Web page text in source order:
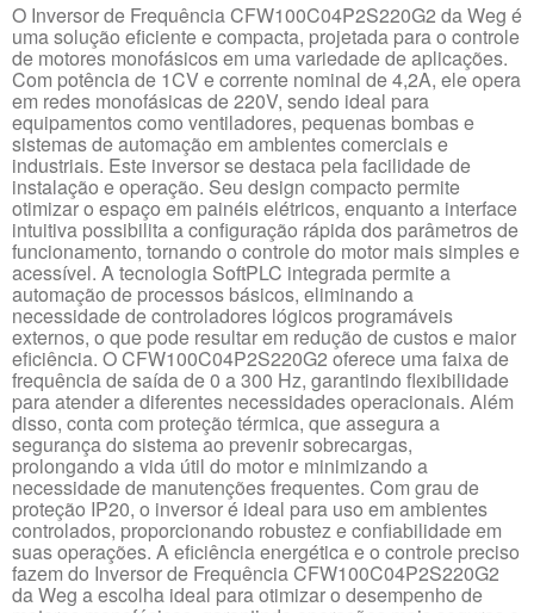
O Inversor de Frequência CFW100C04P2S220G2 da Weg é
uma solução eficiente e compacta, projetada para o controle
de motores monofásicos em uma variedade de aplicações.
Com potência de 1CV e corrente nominal de 4,2A, ele opera
em redes monofásicas de 220V, sendo ideal para
equipamentos como ventiladores, pequenas bombas e
sistemas de automação em ambientes comerciais e
industriais. Este inversor se destaca pela facilidade de
instalação e operação. Seu design compacto permite
otimizar o espaço em painéis elétricos, enquanto a interface
intuitiva possibilita a configuração rápida dos parâmetros de
funcionamento, tornando o controle do motor mais simples e
acessível. A tecnologia SoftPLC integrada permite a
automação de processos básicos, eliminando a
necessidade de controladores lógicos programáveis
externos, o que pode resultar em redução de custos e maior
eficiência. O CFW100C04P2S220G2 oferece uma faixa de
frequência de saída de 0 a 300 Hz, garantindo flexibilidade
para atender a diferentes necessidades operacionais. Além
disso, conta com proteção térmica, que assegura a
segurança do sistema ao prevenir sobrecargas,
prolongando a vida útil do motor e minimizando a
necessidade de manutenções frequentes. Com grau de
proteção IP20, o inversor é ideal para uso em ambientes
controlados, proporcionando robustez e confiabilidade em
suas operações. A eficiência energética e o controle preciso
fazem do Inversor de Frequência CFW100C04P2S220G2
da Weg a escolha ideal para otimizar o desempenho de